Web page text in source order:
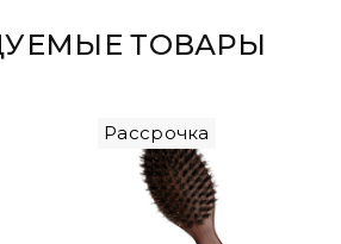
ТОВАРЫ
Рассрочка